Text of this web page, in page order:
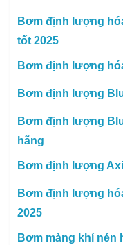
Bơm định lượng
tốt 2025
Bơm định lượng
Bơm định lượng
Bơm định lượng
hãng
Bơm định lượng
Bơm định lượng
2025
Bơm màng khí nén